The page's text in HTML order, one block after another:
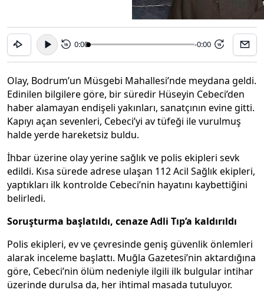
15 0:00 -0:00 15
Olay, Bodrum’un Müsgebi Mahallesi’nde meydana geldi.
Edinilen bilgilere göre, bir süredir Hüseyin Cebeci’den
haber alamayan endişeli yakınları, sanatçının evine gitti.
Kapıyı açan sevenleri, Cebeci’yi av tüfeği ile vurulmuş
halde yerde hareketsiz buldu.
İhbar üzerine olay yerine sağlık ve polis ekipleri sevk
edildi. Kısa sürede adrese ulaşan 112 Acil Sağlık ekipleri,
yaptıkları ilk kontrolde Cebeci’nin hayatını kaybettiğini
belirledi.
Soruşturma başlatıldı, cenaze Adli Tıp’a kaldırıldı
Polis ekipleri, ev ve çevresinde geniş güvenlik önlemleri
alarak inceleme başlattı. Muğla Gazetesi’nin aktardığına
göre, Cebeci’nin ölüm nedeniyle ilgili ilk bulgular intihar
üzerinde durulsa da, her ihtimal masada tutuluyor.